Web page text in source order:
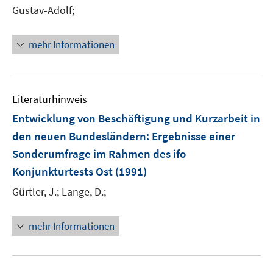
Gustav-Adolf;
mehr Informationen
Literaturhinweis
Entwicklung von Beschäftigung und Kurzarbeit in
den neuen Bundesländern: Ergebnisse einer
Sonderumfrage im Rahmen des ifo
Konjunkturtests Ost (1991)
Gürtler, J.; Lange, D.;
mehr Informationen